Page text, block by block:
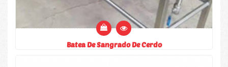
Batea De Sangrado De Cerdo